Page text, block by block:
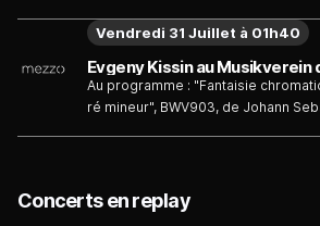
Wolfgang Amadeus Mozart ;
"Prélude en la mineur", Op. 32 n° 8,
bémol majeur", Op.23 n° 10,
Au programme : "Fantaisie
ré mineur", BWV903, de Johann
"Prélude en la mineur", Op. 32 n° 8,
bémol majeur", Op.23 n° 10,
Vendredi 31 Juillet à 01h40
Concerts en replay